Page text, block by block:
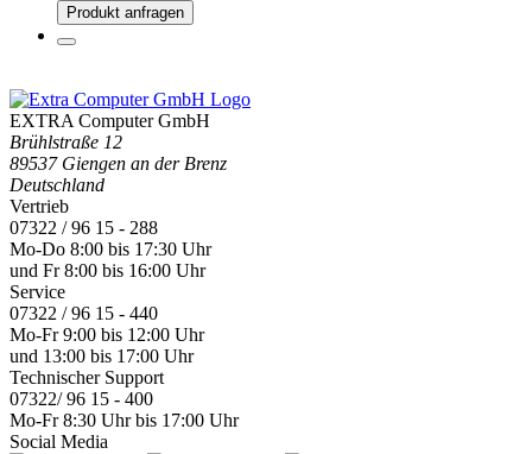
Produkt anfragen
EXTRA Computer GmbH
Brühlstraße 12
89537 Giengen an der Brenz
Deutschland
Vertrieb
07322 / 96 15 - 288
Mo-Do 8:00 bis 17:30 Uhr
und Fr 8:00 bis 16:00 Uhr
Service
07322 / 96 15 - 440
Mo-Fr 9:00 bis 12:00 Uhr
und 13:00 bis 17:00 Uhr
Technischer Support
07322/ 96 15 - 400
Mo-Fr 8:30 Uhr bis 17:00 Uhr
Social Media